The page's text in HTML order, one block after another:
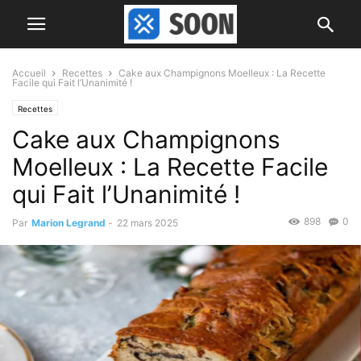
Accueil Recettes
Cake aux Champignons Moelleux : La Recette
Facile qui Fait l’Unanimité !
Recettes
Cake aux Champignons
Moelleux : La Recette Facile
qui Fait l’Unanimité !
Par Marion Legrand - 22 mars 2025 0
898